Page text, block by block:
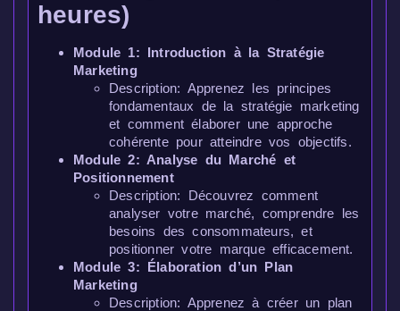
heures)
Module 1: Introduction à la Stratégie
Marketing
Description: Apprenez les principes
fondamentaux de la stratégie marketing
et comment élaborer une approche
cohérente pour atteindre vos objectifs.
Module 2: Analyse du Marché et
Positionnement
Description: Découvrez comment
analyser votre marché, comprendre les
besoins des consommateurs, et
positionner votre marque efficacement.
Module 3: Élaboration d’un Plan
Marketing
Description: Apprenez à créer un plan